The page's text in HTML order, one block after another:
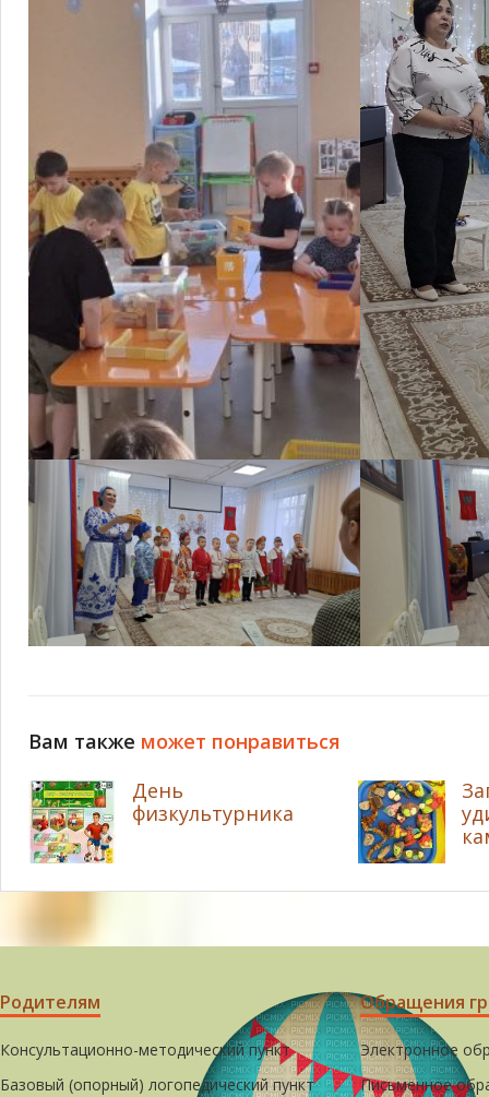
Вам также может понравиться
День
физкультурника
Родителям
Консультационно-методический пункт
Базовый (опорный) логопедический пункт
Обращения
Электронное
Письменное